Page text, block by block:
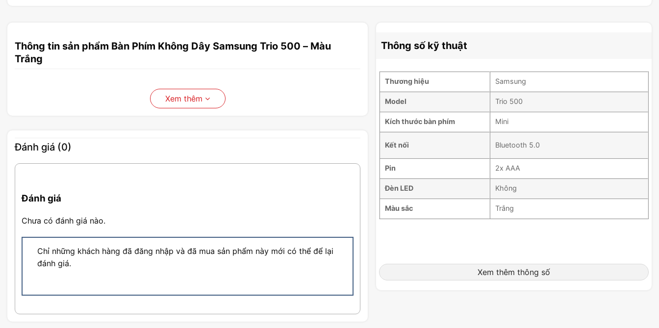
Thông tin sản phẩm Bàn Phím Không Dây Samsung Trio 500 – Màu
Trắng
Xem thêm
Đánh giá (0)
Đánh giá
Chưa có đánh giá nào.
Chỉ những khách hàng đã đăng nhập và đã mua sản phẩm này mới có thể để lại
đánh giá.
Thông số kỹ thuật
Thương hiệu Samsung
Model Trio 500
Kích thước bàn phím Mini
Kết nối Bluetooth 5.0
Pin 2x AAA
Đèn LED Không
Màu sắc Trắng
Xem thêm thông số